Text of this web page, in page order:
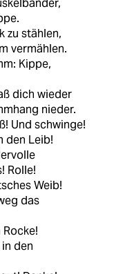
zu stählen,
vermählen.
Kippe,
dich wieder
nieder.
Und schwinge!
den Leib!
Rolle!
Weib!
das
den